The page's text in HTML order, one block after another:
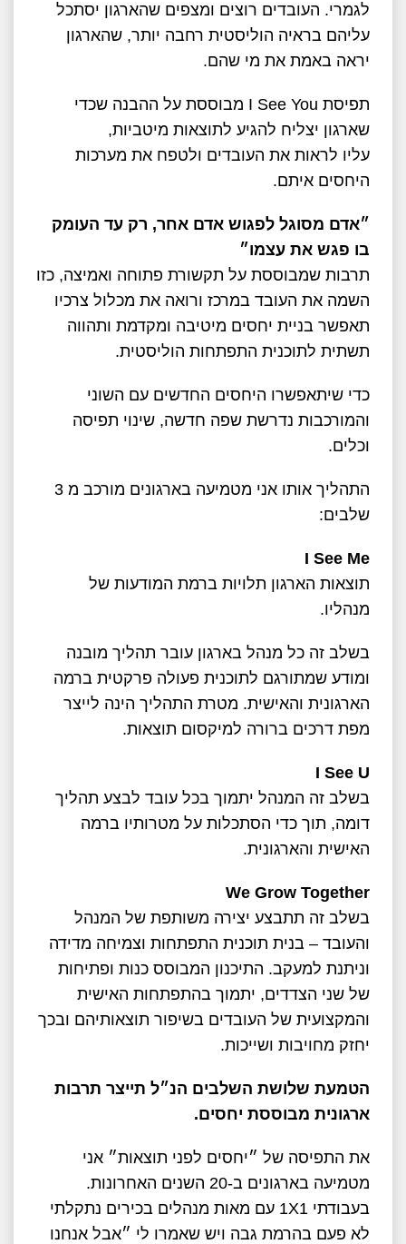
לגמרי. העובדים רוצים ומצפים שהארגון יסתכל
עליהם בראיה הוליסטית רחבה יותר, שהארגון
יראה באמת את מי שהם.
תפיסת I See You מבוססת על ההבנה שכדי
שארגון יצליח להגיע לתוצאות מיטביות,
עליו לראות את העובדים ולטפח את מערכות
היחסים איתם.
״אדם מסוגל לפגוש אדם אחר, רק עד העומק
בו פגש את עצמו״
תרבות שמבוססת על תקשורת פתוחה ואמיצה, כזו
השמה את העובד במרכז ורואה את מכלול צרכיו
תאפשר בניית יחסים מיטיבה ומקדמת ותהווה
תשתית לתוכנית התפתחות הוליסטית.
כדי שיתאפשרו היחסים החדשים עם השוני
והמורכבות נדרשת שפה חדשה, שינוי תפיסה
וכלים.
התהליך אותו אני מטמיעה בארגונים מורכב מ 3
שלבים:
I See Me
תוצאות הארגון תלויות ברמת המודעות של
מנהליו.
בשלב זה כל מנהל בארגון עובר תהליך מובנה
ומודע שמתורגם לתוכנית פעולה פרקטית ברמה
הארגונית והאישית. מטרת התהליך הינה לייצר
מפת דרכים ברורה למיקסום תוצאות.
I See U
בשלב זה המנהל יתמוך בכל עובד לבצע תהליך
דומה, תוך כדי הסתכלות על מטרותיו ברמה
האישית והארגונית.
We Grow Together
בשלב זה תתבצע יצירה משותפת של המנהל
והעובד – בנית תוכנית התפתחות וצמיחה מדידה
וניתנת למעקב. התיכנון המבוסס כנות ופתיחות
של שני הצדדים, יתמוך בהתפתחות האישית
והמקצועית של העובדים בשיפור תוצאותיהם ובכך
יחזק מחויבות ושייכות.
הטמעת שלושת השלבים הנ״ל תייצר תרבות
ארגונית מבוססת יחסים.
את התפיסה של ״יחסים לפני תוצאות״ אני
מטמיעה בארגונים ב-20 השנים האחרונות.
בעבודתי 1X1 עם מאות מנהלים בכירים נתקלתי
לא פעם בהרמת גבה ויש שאמרו לי ״אבל אנחנו